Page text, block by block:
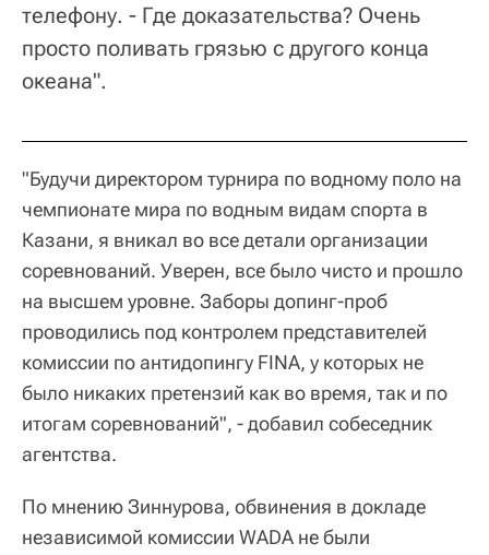
телефону. - Где доказательства? Очень
просто поливать грязью с другого конца
океана".
"Будучи директором турнира по водному поло на
чемпионате мира по водным видам спорта в
Казани, я вникал во все детали организации
соревнований. Уверен, все было чисто и прошло
на высшем уровне. Заборы допинг-проб
проводились под контролем представителей
комиссии по антидопингу FINA, у которых не
было никаких претензий как во время, так и по
итогам соревнований", - добавил собеседник
агентства.
По мнению Зиннурова, обвинения в докладе
независимой комиссии WADA не были